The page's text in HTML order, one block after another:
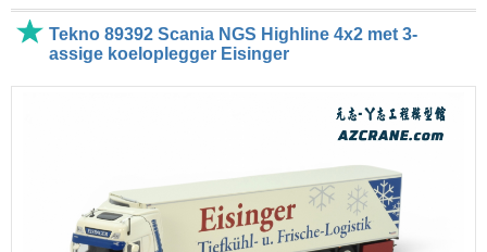
Tekno 89392 Scania NGS Highline 4x2 met 3-
assige koeloplegger Eisinger